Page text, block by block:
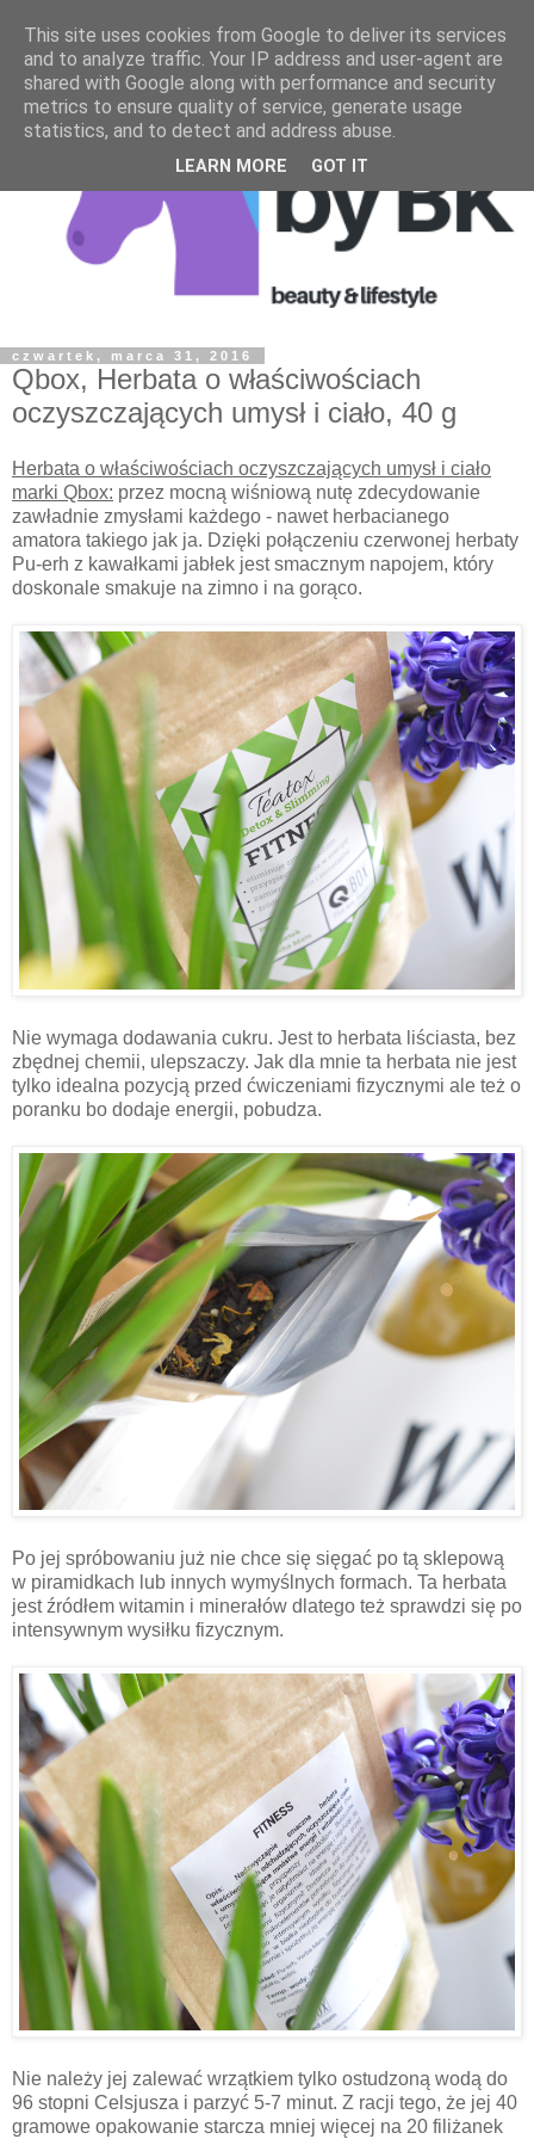
czwartek, marca 31, 2016
Qbox, Herbata o właściwościach
oczyszczających umysł i ciało, 40 g
Herbata o właściwościach oczyszczających umysł i ciało
marki Qbox: przez mocną wiśniową nutę zdecydowanie
zawładnie zmysłami każdego - nawet herbacianego
amatora takiego jak ja. Dzięki połączeniu czerwonej herbaty
Pu-erh z kawałkami jabłek jest smacznym napojem, który
doskonale smakuje na zimno i na gorąco.
Nie wymaga dodawania cukru. Jest to herbata liściasta, bez
zbędnej chemii, ulepszaczy. Jak dla mnie ta herbata nie jest
tylko idealna pozycją przed ćwiczeniami fizycznymi ale też o
poranku bo dodaje energii, pobudza.
Po jej spróbowaniu już nie chce się sięgać po tą sklepową
w piramidkach lub innych wymyślnych formach. Ta herbata
jest źródłem witamin i minerałów dlatego też sprawdzi się po
intensywnym wysiłku fizycznym.
Nie należy jej zalewać wrzątkiem tylko ostudzoną wodą do
96 stopni Celsjusza i parzyć 5-7 minut. Z racji tego, że jej 40
gramowe opakowanie starcza mniej więcej na 20 filiżanek
This site uses cookies from Google to deliver its services
and to analyze traffic. Your IP address and user-agent are
shared with Google along with performance and security
metrics to ensure quality of service, generate usage
statistics, and to detect and address abuse.
LEARN MORE GOT IT